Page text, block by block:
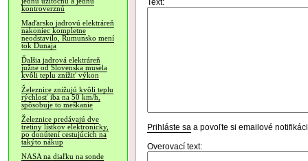
kontroverznú
Maďarsko jadrovú elektráreň
nakoniec kompletne
neodstavilo, Rumunsko mení
tok Dunaja
Ďalšia jadrová elektráreň
južne od Slovenska musela
kvôli teplu znížiť výkon
Železnice znižujú kvôli teplu
rýchlosť iba na 50 km/h,
spôsobuje to meškanie
Železnice predávajú dve
tretiny lístkov elektronicky,
po donútení cestujúcich na
takýto nákup
NASA na diaľku na sonde
Text:
Prihláste sa a povoľte si emailové
Overovací text: